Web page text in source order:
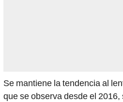
Se mantiene la tendencia al
que se observa desde el